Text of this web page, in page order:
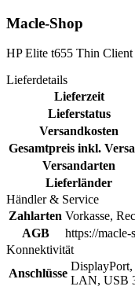
Macle-Shop
HP Elite t655 Thin
Lieferdetails
Lieferzeit
Lieferstatus
Versandkosten
Gesamtpreis inkl.
Versandarten
Lieferländer
Händler & Service
Zahlarten Vorkasse,
AGB
https://macle-
Konnektivität
Anschlüsse
LAN, USB